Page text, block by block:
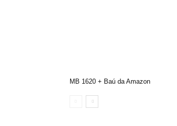
MB 1620 + Baú da Amazon